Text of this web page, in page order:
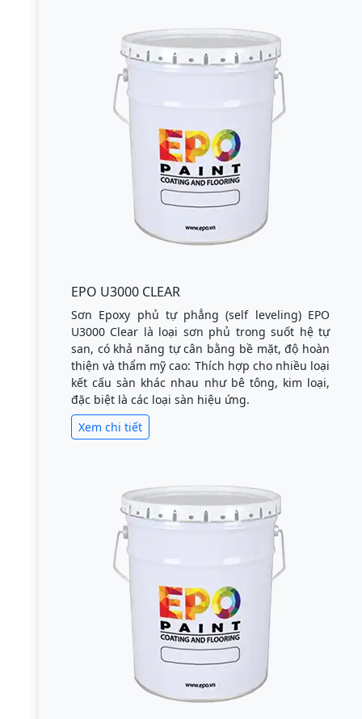
EPO U3000 CLEAR
Sơn Epoxy phủ tự phẳng (self leveling) EPO
U3000 Clear là loại sơn phủ trong suốt hệ tự
san, có khả năng tự cân bằng bề mặt, độ hoàn
thiện và thẩm mỹ cao: Thích hợp cho nhiều loại
kết cấu sàn khác nhau như bê tông, kim loại,
đặc biệt là các loại sàn hiệu ứng.
Xem chi tiết